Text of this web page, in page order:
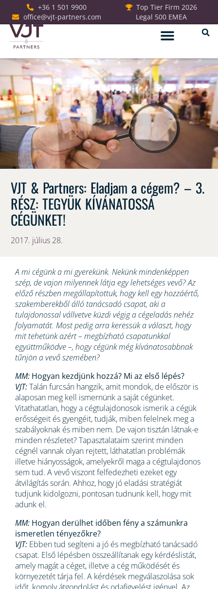
+36 1 501 9900
office@vjt-partners.com
Top Tier Firm 2026
Legal 500 EMEA
VJT & Partners: Eladjam a cégem? – 3.
RÉSZ: TEGYÜK KÍVÁNATOSSÁ
CÉGÜNKET!
2017. július 28.
A mi cégünk a mi gyerekünk. Nekünk mindenképpen
szép, de vajon milyennek látja egy lehetséges vevő? Az
előző részben megállapítottuk, hogy kell egy hozzáértő,
szakemberekből álló tanácsadó csapat, aki a
tulajdonossal vállvetve küzdi végig a cégeladás nehéz
folyamatát. Most pedig arra keressük a választ, hogy
mit tehetünk azért – megbízható csapatunkkal
együttműködve –, hogy cégünk még kívánatosabbnak
tűnjön a vevő szemében?
MM: Hogyan kezdjünk hozzá? Mi az első lépés?
VJT:Talán furcsán hangzik, amit mondok, de először is
alaposan meg kell ismernünk a saját cégünket.
Vitathatatlan, hogy a cégtulajdonosok ismerik a cégük
erősségeit és gyengéit, tudják, miben felelnek meg a
szabályoknak és miben nem. De vajon tisztán látnak-e
minden részletet? Tapasztalataim szerint minden
cégnél vannak olyan rejtett, láthatatlan problémák
illetve hiányosságok, amelyekről maga a cégtulajdonos
sem tud. A vevő viszont felfedezheti ezeket egy
átvilágítás során. Ahhoz, hogy jó eladási stratégiát
tudjunk kidolgozni, pontosan tudnunk kell, hogy mit
adunk el.
MM: Hogyan derülhet időben fény a számunkra
ismeretlen tényezőkre?
VJT: Ebben tud segíteni a jó és megbízható tanácsadó
csapat. Első lépésben összeállítanak egy kérdéslistát,
amely magát a céget, illetve a cég működését és
környezetét tárja fel. A kérdések megválaszolása sok